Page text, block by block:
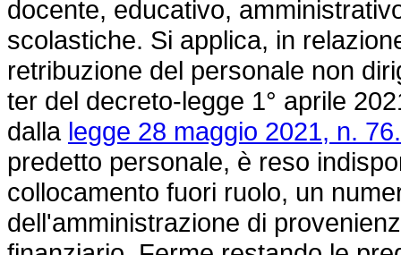
docente, educativo,
scolastiche. Si applica, in
retribuzione del personale non
ter del decreto-legge 1° aprile
dalla legge 28 maggio 2021, n. 76.
predetto personale, è reso
collocamento fuori ruolo, un
dell'amministrazione di